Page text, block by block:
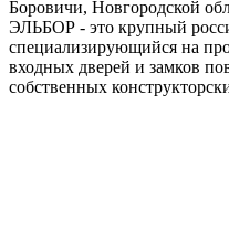
Боровичи, Новгородской
ЭЛЬБОР - это крупный
специализирующийся на
входных дверей и замков
собственных